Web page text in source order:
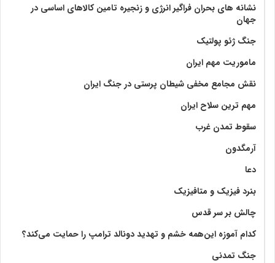
نشانه های بحران فراگیر انرژی و زنجیره تامین کالاهای اساسی در
جهان
جنگ ژئو پولتیک
ماموریت مهم ایران
نقش مجامع مخفی شیطان پرستی در جنگ ایران
مهم ترین سلاح ایران
سقوط تمدن غرب
آرمگدون
دعا
بنرد فیزیک و متافیزیک
چالش بر سر قدس
کدام آموزه این‌همه خشم و تهدید دونالد ترامپ را حمایت می‌کند؟
جنگ تمدنی